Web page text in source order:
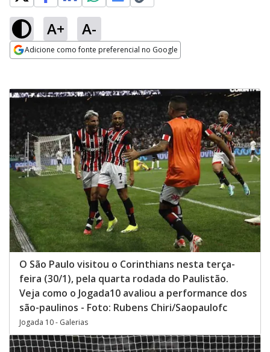
A+ A-
Adicione como fonte preferencial no Google
O São Paulo visitou o Corinthians nesta terça-
feira (30/1), pela quarta rodada do Paulistão.
Veja como o Jogada10 avaliou a performance dos
são-paulinos - Foto: Rubens Chiri/Saopaulofc
Jogada 10 - Galerias